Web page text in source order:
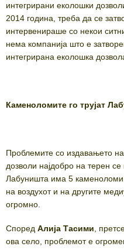
интегрирани еколошки
2014 година, треба да се
интервенираше со некои
нема компанија што е
интегрирана еколошка
Каменоломите го трујат
Проблемите со издавањето
дозволи најдобро на терен
Лабуништа има 5
на воздухот и на другите
огромно.
Според Алија Тасими ,
ова село, проблемот е